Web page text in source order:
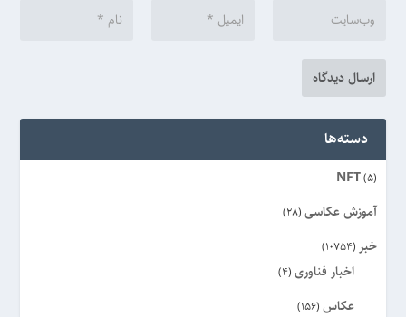
دسته‌ها
NFT(5)
آموزش عکاسی (28)
خبر (10754)
اخبار فناوری (4)
عکاس (156)